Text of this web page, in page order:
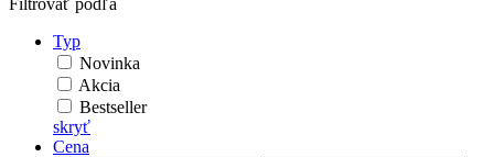
Filtrovať podľa
Typ
Novinka
Akcia
Bestseller
skryť
Cena